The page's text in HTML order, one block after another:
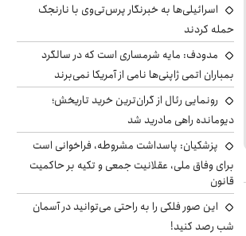
اسرائیلی‌ها به خبرنگار پرس‌تی‌وی با نارنجک
حمله کردند
مدودف: مایه شرمساری است که در سالگرد
بمباران اتمی ژاپنی‌ها نامی از آمریکا نمی‌برند
رونمایی رئال از گران‌ترین خرید تاریخش؛
دیومانده راهی مادرید شد
پزشکیان: پاسداشت مشروطه، فراخوانی است
برای وفاق ملی، عقلانیت جمعی و تکیه بر حاکمیت
قانون
این صور فلکی را به راحتی می‌توانید در آسمان
شب رصد کنید!